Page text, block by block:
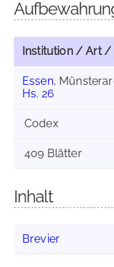
Institution / Art /
Essen,
Hs. 26
Codex
409 Blätter
Inhalt
Brevier